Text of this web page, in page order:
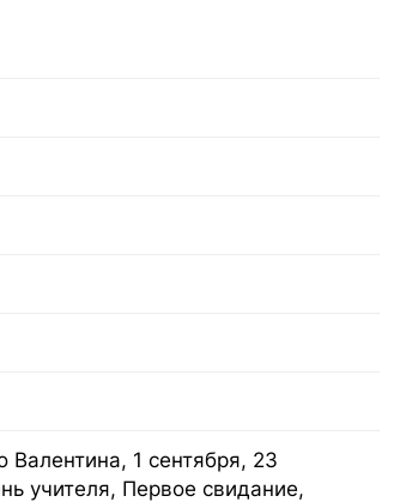
1 сентября, 23
учителя, Первое свидание,